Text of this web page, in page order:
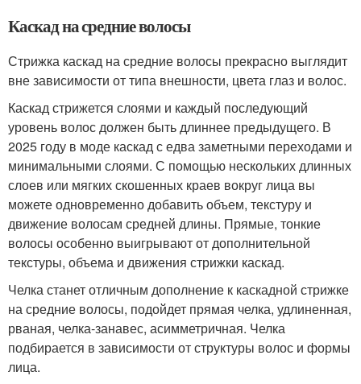
Каскад на средние волосы
Стрижка каскад на средние волосы прекрасно выглядит
вне зависимости от типа внешности, цвета глаз и волос.
Каскад стрижется слоями и каждый последующий
уровень волос должен быть длиннее предыдущего. В
2025 году в моде каскад с едва заметными переходами и
минимальными слоями. С помощью нескольких длинных
слоев или мягких скошенных краев вокруг лица вы
можете одновременно добавить объем, текстуру и
движение волосам средней длины. Прямые, тонкие
волосы особенно выигрывают от дополнительной
текстуры, объема и движения стрижки каскад.
Челка станет отличным дополнение к каскадной стрижке
на средние волосы, подойдет прямая челка, удлиненная,
рваная, челка-занавес, асимметричная. Челка
подбирается в зависимости от структуры волос и формы
лица.